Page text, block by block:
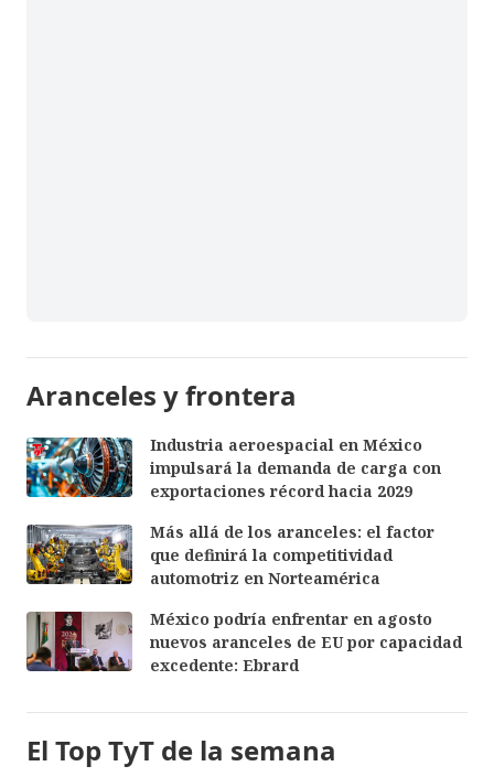
Aranceles y frontera
Industria aeroespacial en México
impulsará la demanda de carga con
exportaciones récord hacia 2029
Más allá de los aranceles: el factor
que definirá la competitividad
automotriz en Norteamérica
México podría enfrentar en agosto
nuevos aranceles de EU por capacidad
excedente: Ebrard
El Top TyT de la semana